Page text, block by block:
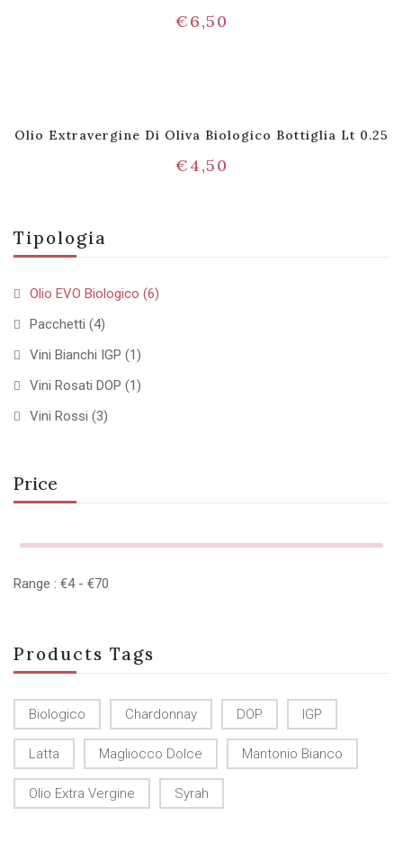
Tipologia
Olio EVO Biologico (6)
Pacchetti (4)
Vini Bianchi IGP (1)
Vini Rosati DOP (1)
Vini Rossi (3)
Price
Range : €4 - €70
Products Tags
Biologico Chardonnay DOP IGP
Latta Magliocco Dolce Mantonio Bianco
Olio Extra Vergine Syrah
€6,50
Olio Extravergine Di Oliva Biologico Bottiglia Lt 0.25
€4,50